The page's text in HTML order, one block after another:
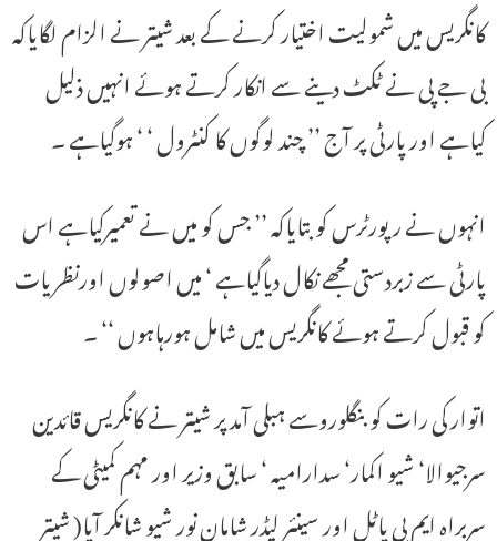
کانگریس میں شمولیت اختیار کرنے کے بعد شیتر نے الزام لگایاکہ
بی جے پی نے ٹکٹ دینے سے انکار کرتے ہوئے انہیں ذلیل
کیاہے اور پارٹی پر آج ’’ چند لوگوں کا کنٹرول ‘ ‘ ہوگیاہے ۔
انہوں نے رپورٹرس کو بتایاکہ ’’ جس کو میں نے تعمیرکیاہے اس
پارٹی سے زبردستی مجھے نکال دیاگیاہے ‘ میں اصولوں اورنظریات
کو قبول کرتے ہوئے کانگریس میں شامل ہورہاہوں ‘‘ ۔
اتوار کی رات کو بنگلوروسے ہبلی آمد پر شیتر نے کانگریس قائدین
سرجیوالا‘ شیو اکمار‘ سدارامیہ ‘ سابق وزیر اور مہم کمیٹی کے
سربراہ ایم بی پاٹل اور سینئر لیڈر شامان نور شیو شانکر آپا( شیتر